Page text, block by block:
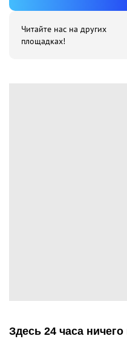
Читайте нас на других
площадках!
Здесь 24 часа